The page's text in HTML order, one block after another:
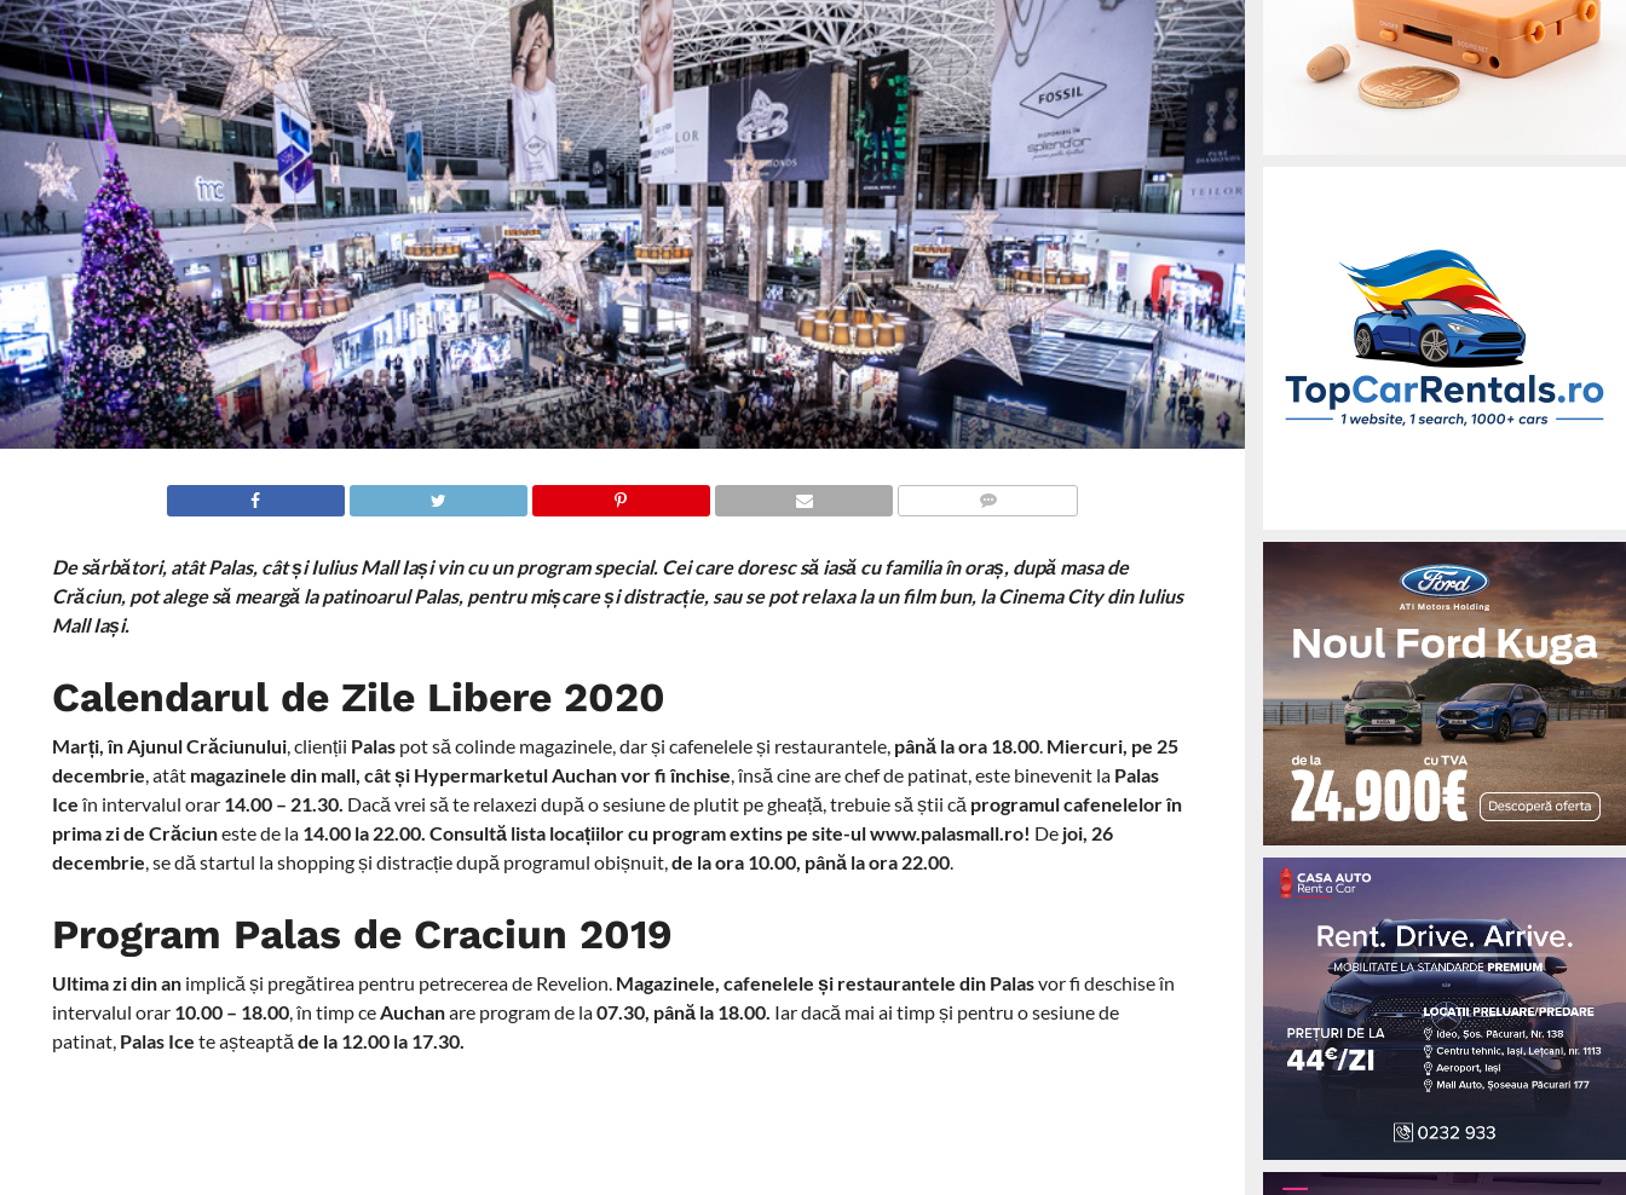
De sărbători, atât Palas, cât și Iulius Mall Iași vin cu un program special. Cei care doresc să iasă cu familia în oraș, după masa de
Crăciun, pot alege să meargă la patinoarul Palas, pentru mișcare și distracție, sau se pot relaxa la un film bun, la Cinema City din Iulius
Mall Iași.
Calendarul de Zile Libere 2020
Marți, în Ajunul Crăciunului, clienții Palaspot să colinde magazinele, dar și cafenelele și restaurantele, până la ora 18.00. Miercuri, pe 25
decembrie, atât magazinele din mall, cât și Hypermarketul Auchan vor fi închise, însă cine are chef de patinat, este binevenit la Palas
Ice în intervalul orar 14.00 – 21.30. Dacă vrei să te relaxezi după o sesiune de plutit pe gheață, trebuie să știi că programul cafenelelor în
prima zi de Crăciuneste de la 14.00 la 22.00. Consultă lista locațiilor cu program extins pe site-ul www.palasmall.ro! De joi, 26
decembrie, se dă startul la shopping și distracție după programul obișnuit,de la ora 10.00, până la ora 22.00.
Program Palas de Craciun 2019
Ultima zi din animplică și pregătirea pentru petrecerea de Revelion. Magazinele, cafenelele și restaurantele din Palasvor fi deschise în
intervalul orar 10.00 – 18.00, în timp ceAuchanare program de la07.30, până la 18.00. Iar dacă mai ai timp și pentru o sesiune de
patinat, Palas Ice te așteaptă de la 12.00 la 17.30.